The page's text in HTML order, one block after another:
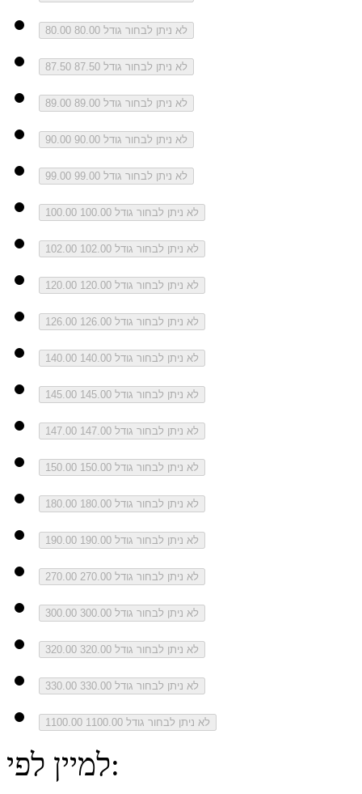
80.00 לא ניתן לבחור גודל 80.00
87.50 לא ניתן לבחור גודל 87.50
89.00 לא ניתן לבחור גודל 89.00
90.00 לא ניתן לבחור גודל 90.00
99.00 לא ניתן לבחור גודל 99.00
100.00 לא ניתן לבחור גודל 100.00
102.00 לא ניתן לבחור גודל 102.00
120.00 לא ניתן לבחור גודל 120.00
126.00 לא ניתן לבחור גודל 126.00
140.00 לא ניתן לבחור גודל 140.00
145.00 לא ניתן לבחור גודל 145.00
147.00 לא ניתן לבחור גודל 147.00
150.00 לא ניתן לבחור גודל 150.00
180.00 לא ניתן לבחור גודל 180.00
190.00 לא ניתן לבחור גודל 190.00
270.00 לא ניתן לבחור גודל 270.00
300.00 לא ניתן לבחור גודל 300.00
320.00 לא ניתן לבחור גודל 320.00
330.00 לא ניתן לבחור גודל 330.00
1100.00 לא ניתן לבחור גודל 1100.00
למיין לפי: